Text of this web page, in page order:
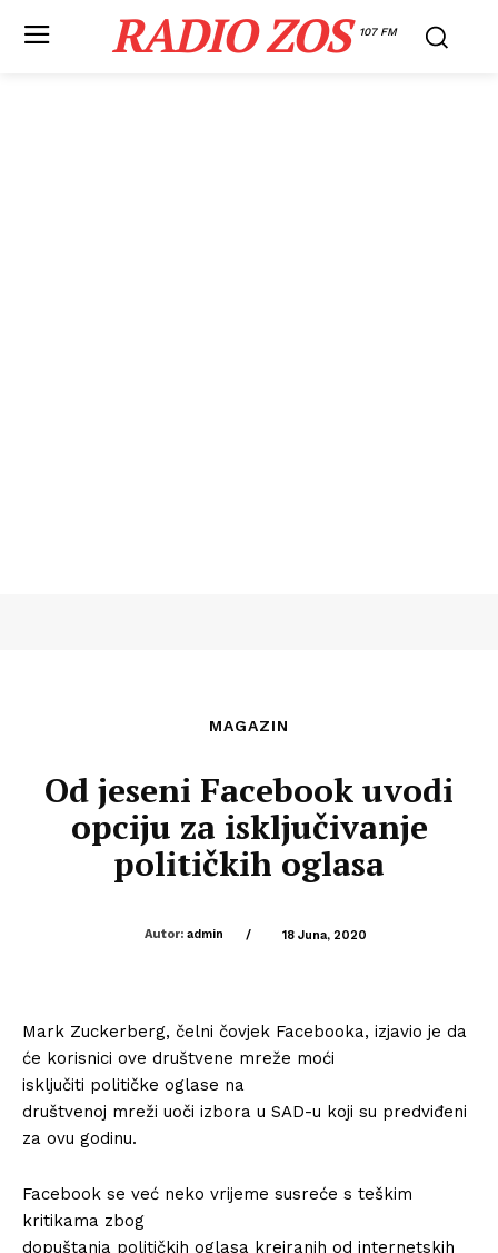
RADIO ZOS 107 FM
MAGAZIN
Od jeseni Facebook uvodi
opciju za isključivanje
političkih oglasa
Autor: admin / 18 Juna, 2020
Mark Zuckerberg, čelni čovjek Facebooka, izjavio je da
će korisnici ove društvene mreže moći
isključiti političke oglase na
društvenoj mreži uoči izbora u SAD-u koji su predviđeni
za ovu godinu.
Facebook se već neko vrijeme susreće s teškim
kritikama zbog
dopuštanja političkih oglasa kreiranih od internetskih